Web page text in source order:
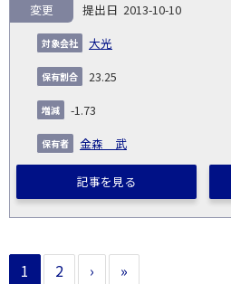
2013-10-10
大光
変更
23.25
-1.73
金森 武
記事を見る
1 2 › »